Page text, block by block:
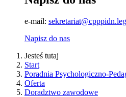
e-mail:
Napisz do nas
Jesteś tutaj
Start
Poradnia Psychologiczno-
Oferta
Doradztwo zawodowe